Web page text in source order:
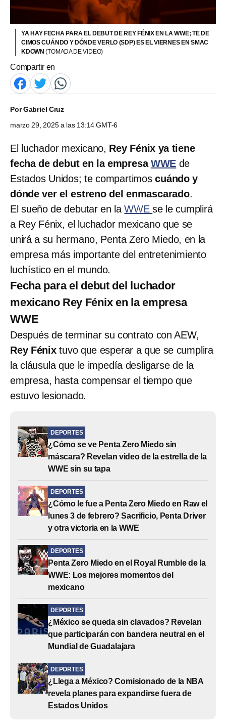
YA HAY FECHA PARA EL DEBUT DE REY FÉNIX EN LA WWE; TE DE
CIMOS CUÁNDO Y DÓNDE VERLO (SDP) ES EL VIERNES EN SMAC
KDOWN(TOMADA DE VIDEO)
Compartir en
PorGabriel Cruz
marzo 29, 2025 a las 13:14 GMT-6
El luchador mexicano, Rey Fénix ya tiene
fecha de debut en la empresaWWE de
Estados Unidos; te compartimoscuándo y
dónde ver el estreno del enmascarado.
El sueño de debutar en laWWEse le cumplirá
a Rey Fénix, el luchador mexicano que se
unirá a su hermano, Penta Zero Miedo, en la
empresa más importante del entretenimiento
luchístico en el mundo.
Fecha para el debut del luchador
mexicano Rey Fénix en la empresa
WWE
Después de terminar su contrato con AEW,
Rey Fénixtuvo que esperar a que se cumplira
la cláusula que le impedía desligarse de la
empresa, hasta compensar el tiempo que
estuvo lesionado.
DEPORTES
¿Cómo se ve Penta Zero Miedo sin
máscara? Revelan video de la estrella de la
WWE sin su tapa
DEPORTES
¿Cómo le fue a Penta Zero Miedo en Raw el
lunes 3 de febrero? Sacrificio, Penta Driver
y otra victoria en la WWE
DEPORTES
Penta Zero Miedo en el Royal Rumble de la
WWE: Los mejores momentos del
mexicano
DEPORTES
¿México se queda sin clavados? Revelan
que participarán con bandera neutral en el
Mundial de Guadalajara
DEPORTES
¿Llega a México? Comisionado de la NBA
revela planes para expandirse fuera de
Estados Unidos